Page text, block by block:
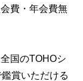
費・年会費無
国のTOHOシ
賞いただける